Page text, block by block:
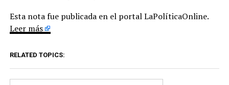
Esta nota fue publicada en el portal LaPolíticaOnline.
Leer más
RELATED TOPICS: